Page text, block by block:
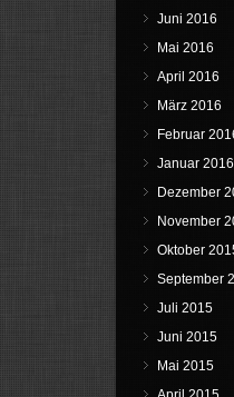
Juni 2016
Mai 2016
April 2016
März 2016
Februar
Januar 2016
Dezember
November
Oktober
September
Juli 2015
Juni 2015
Mai 2015